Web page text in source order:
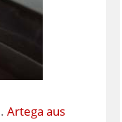
Artega aus